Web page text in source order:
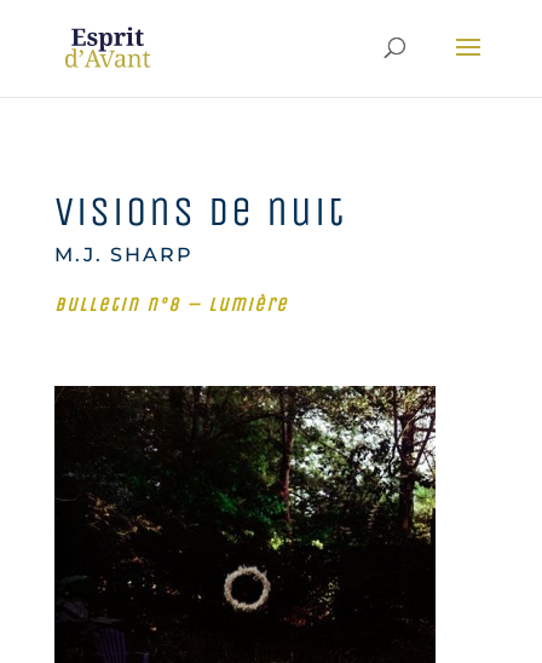
Visions de nuit
M.J. SHARP
Bulletin n°8 – Lumière